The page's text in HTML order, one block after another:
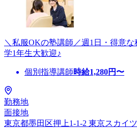
＼私服OKの塾講師／週1日・得意
学1年生大歓迎♪
個別指導講師時給1,280円〜
勤務地
面接地
東京都墨田区押上1-1-2 東京スカイ